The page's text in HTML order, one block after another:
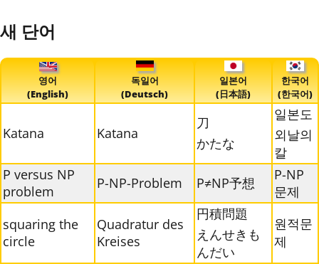
새 단어
영어
(English)
독일어
(Deutsch)
일본어
(日本語)
한국어
(한국어)
Katana Katana
刀
かたな
일본도
외날의
칼
P versus NP
problem
P-NP-Problem P≠NP予想
P-NP
문제
squaring the
circle
Quadratur des
Kreises
円積問題
えんせきも
んだい
원적문
제